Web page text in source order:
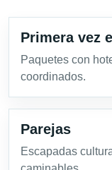
Primera vez
Paquetes con
coordinados.
Parejas
Escapadas